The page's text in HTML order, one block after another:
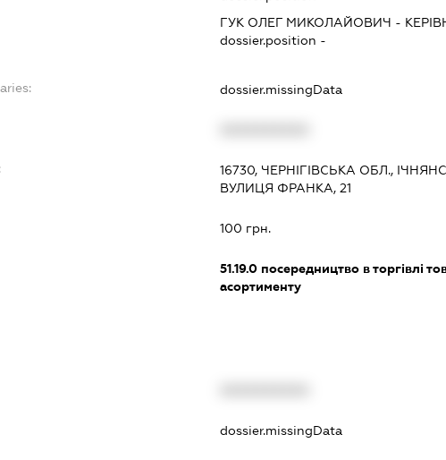
ГУК ОЛЕГ МИКОЛАЙОВИЧ -
dossier.position -
dossier.missingData
16730, ЧЕРНІГІВСЬКА ОБЛ.,
ВУЛИЦЯ ФРАНКА, 21
100 грн.
51.19.0 посередництво в торгівлі
асортименту
dossier.missingData